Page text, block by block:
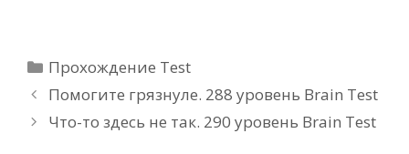
Рубрики
Прохождение Test
Помогите грязнуле. 288 уровень Brain Test
Что-то здесь не так. 290 уровень Brain Test